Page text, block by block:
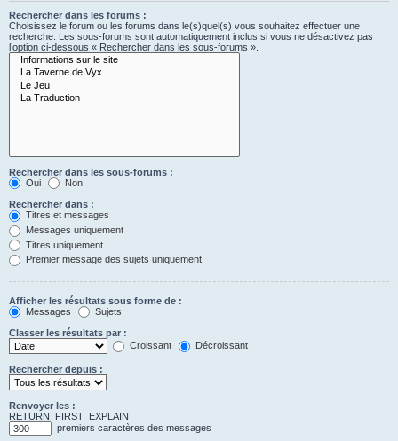
Rechercher dans les forums :
Choisissez le forum ou les forums dans le(s)quel(s) vous souhaitez effectuer une
recherche. Les sous-forums sont automatiquement inclus si vous ne désactivez pas
l’option ci-dessous « Rechercher dans les sous-forums ».
Rechercher dans les sous-forums :
Oui
Non
Rechercher dans :
Titres et messages
Messages uniquement
Titres uniquement
Premier message des sujets uniquement
Afficher les résultats sous forme de :
Messages
Sujets
Classer les résultats par :
Croissant
Décroissant
Rechercher depuis :
Renvoyer les :
RETURN_FIRST_EXPLAIN
premiers caractères des messages